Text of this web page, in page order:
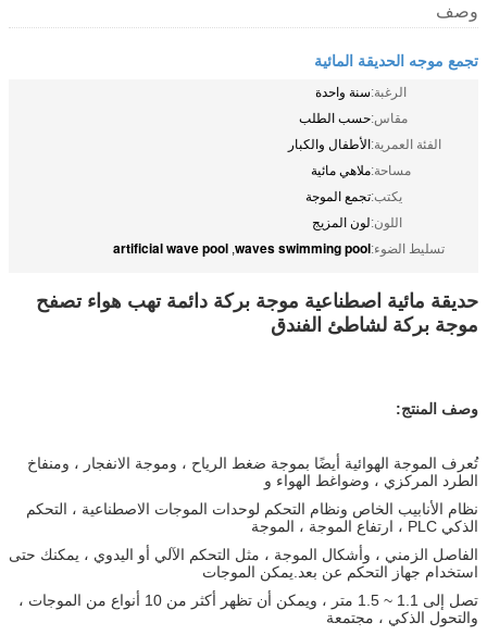
وصف
تجمع موجه الحديقة المائية
الرغبة:سنة واحدة
مقاس:حسب الطلب
الفئة العمرية:الأطفال والكبار
مساحة:ملاهي مائية
يكتب:تجمع الموجة
اللون:لون المزيج
تسليط الضوء:waves swimming pool
,
artificial wave pool
حديقة مائية اصطناعية موجة بركة دائمة تهب هواء تصفح
موجة بركة لشاطئ الفندق
وصف المنتج:
تُعرف الموجة الهوائية أيضًا بموجة ضغط الرياح ، وموجة الانفجار ، ومنفاخ
الطرد المركزي ، وضواغط الهواء و
نظام الأنابيب الخاص ونظام التحكم لوحدات الموجات الاصطناعية ، التحكم
الذكي PLC ، ارتفاع الموجة ، الموجة
الفاصل الزمني ، وأشكال الموجة ، مثل التحكم الآلي أو اليدوي ، يمكنك حتى
استخدام جهاز التحكم عن بعد.يمكن الموجات
تصل إلى 1.1 ~ 1.5 متر ، ويمكن أن تظهر أكثر من 10 أنواع من الموجات ،
والتحول الذكي ، مجتمعة